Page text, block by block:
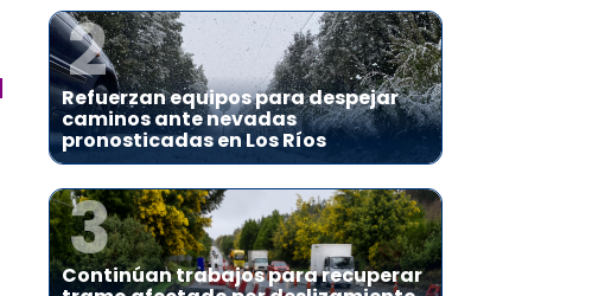
2
Refuerzan equipos para despejar
caminos ante nevadas
pronosticadas en Los Ríos
3
Continúan trabajos para recuperar